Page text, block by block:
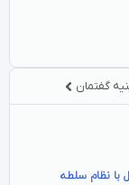
گفتمان
نظام سلطه